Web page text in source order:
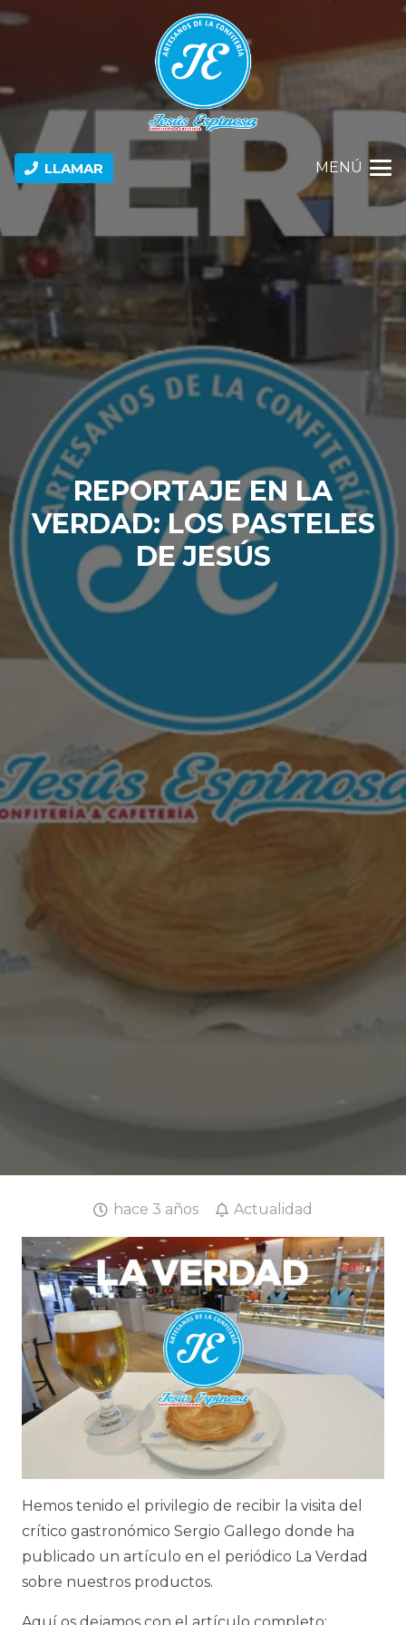
LLAMAR MENÚ
REPORTAJE EN LA
VERDAD: LOS PASTELES
DE JESÚS
hace 3 años Actualidad
Hemos tenido el privilegio de recibir la visita del
crítico gastronómico Sergio Gallego donde ha
publicado un artículo en el periódico La Verdad
sobre nuestros productos.